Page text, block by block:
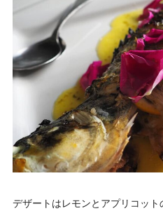
デザートはレモンとアプリコッ